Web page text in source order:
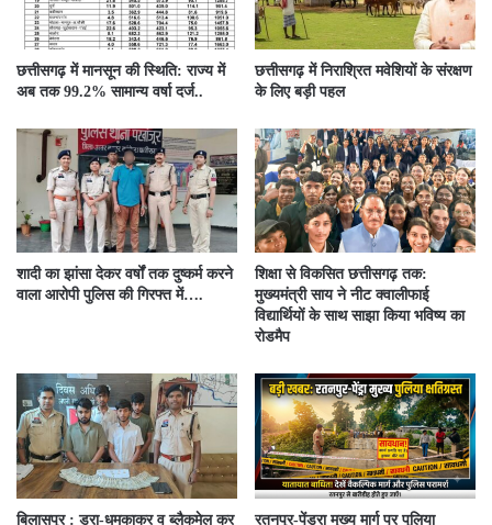
छत्तीसगढ़ में मानसून की स्थिति: राज्य में
अब तक 99.2% सामान्य वर्षा दर्ज..
छत्तीसगढ़ में निराश्रित मवेशियों के संरक्षण
के लिए बड़ी पहल
शादी का झांसा देकर वर्षों तक दुष्कर्म करने
वाला आरोपी पुलिस की गिरफ्त में….
शिक्षा से विकसित छत्तीसगढ़ तक:
मुख्यमंत्री साय ने नीट क्वालीफाई
विद्यार्थियों के साथ साझा किया भविष्य का
रोडमैप
बिलासपुर : डरा-धमकाकर व ब्लैकमेल कर
रतनपुर-पेंड्रा मुख्य मार्ग पर पुलिया